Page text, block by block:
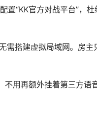
置“KK官方对战平台”，
需搭建虚拟局域网。房主
用再额外挂着第三方语